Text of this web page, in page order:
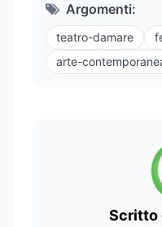
Argomenti:
teatro-damare
arte-
Scritto